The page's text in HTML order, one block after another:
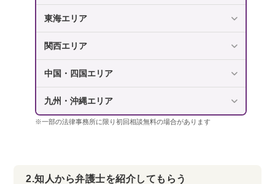
東海エリア
関西エリア
中国・四国エリア
九州・沖縄エリア
※一部の法律事務所に限り初回相談無料の場合があります
2.知人から弁護士を紹介してもらう